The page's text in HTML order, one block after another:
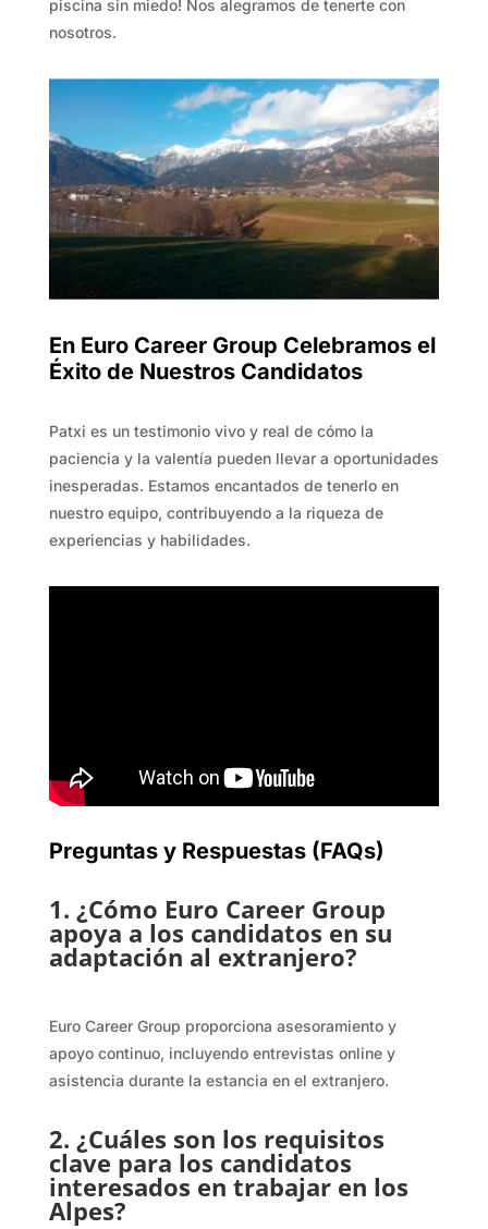
piscina sin miedo! Nos alegramos de tenerte con
nosotros.
En Euro Career Group Celebramos el
Éxito de Nuestros Candidatos
Patxi es un testimonio vivo y real de cómo la
paciencia y la valentía pueden llevar a oportunidades
inesperadas. Estamos encantados de tenerlo en
nuestro equipo, contribuyendo a la riqueza de
experiencias y habilidades.
Preguntas y Respuestas (FAQs)
1. ¿Cómo Euro Career Group
apoya a los candidatos en su
adaptación al extranjero?
Euro Career Group proporciona asesoramiento y
apoyo continuo, incluyendo entrevistas online y
asistencia durante la estancia en el extranjero.
2. ¿Cuáles son los requisitos
clave para los candidatos
interesados en trabajar en los
Alpes?